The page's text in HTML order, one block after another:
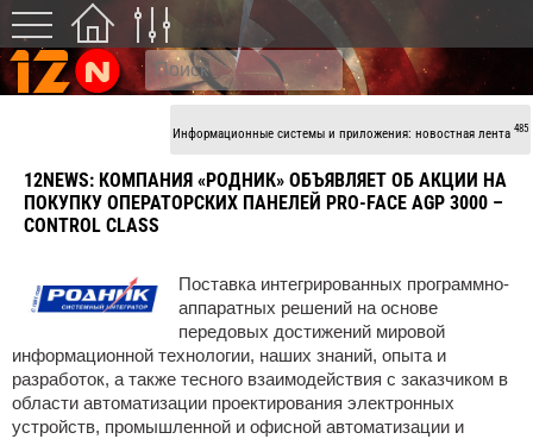
Информационные системы и приложения: новостная лента 485
12NEWS: КОМПАНИЯ «РОДНИК» ОБЪЯВЛЯЕТ ОБ АКЦИИ НА
ПОКУПКУ ОПЕРАТОРСКИХ ПАНЕЛЕЙ PRO-FACE AGP 3000 –
CONTROL CLASS
Поставка интегрированных программно-
аппаратных решений на основе
передовых достижений мировой
информационной технологии, наших знаний, опыта и
разработок, а также тесного взаимодействия с заказчиком в
области автоматизации проектирования электронных
устройств, промышленной и офисной автоматизации и